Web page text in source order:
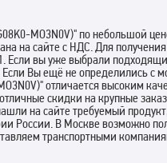
MO3N0V)" по небольшой
на сайте с НДС. Для
вы уже выбрали
Вы ещё не определились с
отличается высоким
скидки на крупные
на сайте требуемый
России. В Москве возможно
транспортными